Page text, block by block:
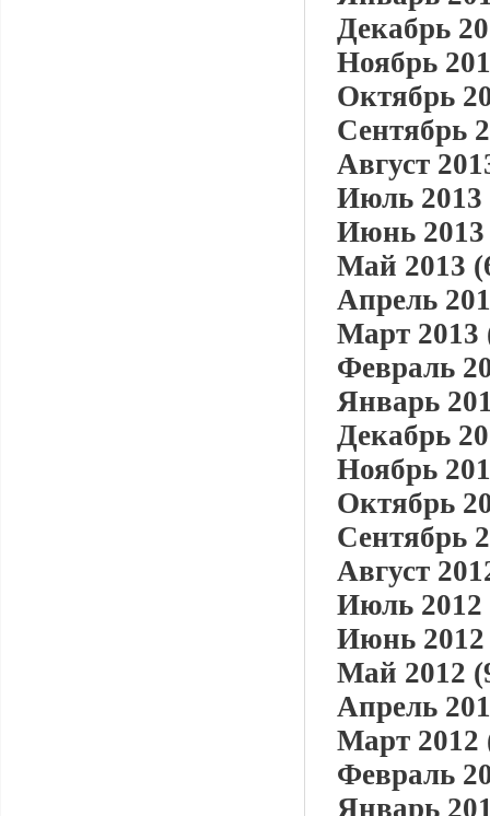
Декабрь
Ноябрь
Октябрь
Сентябрь
Август
Июль 2013
Июнь 2013
Май 2013
Апрель
Март 2013
Февраль
Январь
Декабрь
Ноябрь
Октябрь
Сентябрь
Август
Июль 2012
Июнь 2012
Май 2012
Апрель
Март 2012
Февраль
Январь